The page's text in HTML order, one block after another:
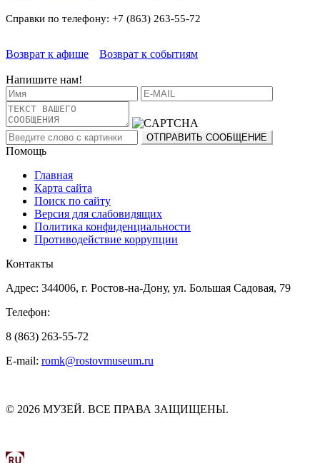
Справки по телефону: +7 (863) 263-55-72
Возврат к афише Возврат к событиям
Напишите нам!
Помощь
Главная
Карта сайта
Поиск по сайту
Версия для слабовидящих
Политика конфиденциальности
Противодействие коррупции
Контакты
Адрес: 344006, г. Ростов-на-Дону, ул. Большая Садовая, 79
Телефон:
8 (863) 263-55-72
E-mail: romk@rostovmuseum.ru
© 2026 МУЗЕЙ. ВСЕ ПРАВА ЗАЩИЩЕНЫ.